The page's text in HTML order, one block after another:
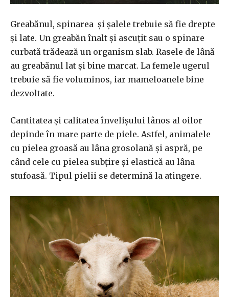
Greabănul, spinarea și șalele trebuie să fie drepte
și late. Un greabăn înalt și ascuțit sau o spinare
curbată trădează un organism slab. Rasele de lână
au greabănul lat și bine marcat. La femele ugerul
trebuie să fie voluminos, iar mameloanele bine
dezvoltate.
Cantitatea și calitatea învelișului lânos al oilor
depinde în mare parte de piele. Astfel, animalele
cu pielea groasă au lâna grosolană și aspră, pe
când cele cu pielea subțire și elastică au lâna
stufoasă. Tipul pielii se determină la atingere.